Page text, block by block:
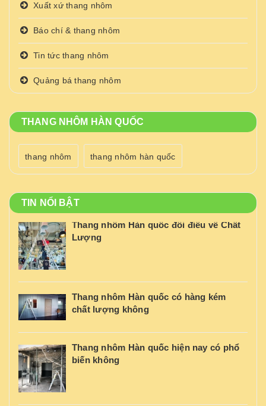
Xuất xứ thang nhôm
Báo chí & thang nhôm
Tin tức thang nhôm
Quảng bá thang nhôm
THANG NHÔM HÀN QUỐC
thang nhôm thang nhôm hàn quốc
TIN NỔI BẬT
Thang nhôm Hàn quốc đôi điều về Chất
Lượng
Thang nhôm Hàn quốc có hàng kém
chất lượng không
Thang nhôm Hàn quốc hiện nay có phổ
biến không